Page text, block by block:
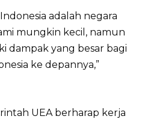
adalah negara
mungkin kecil, namun
dampak yang besar bagi
ke depannya,”
UEA berharap kerja